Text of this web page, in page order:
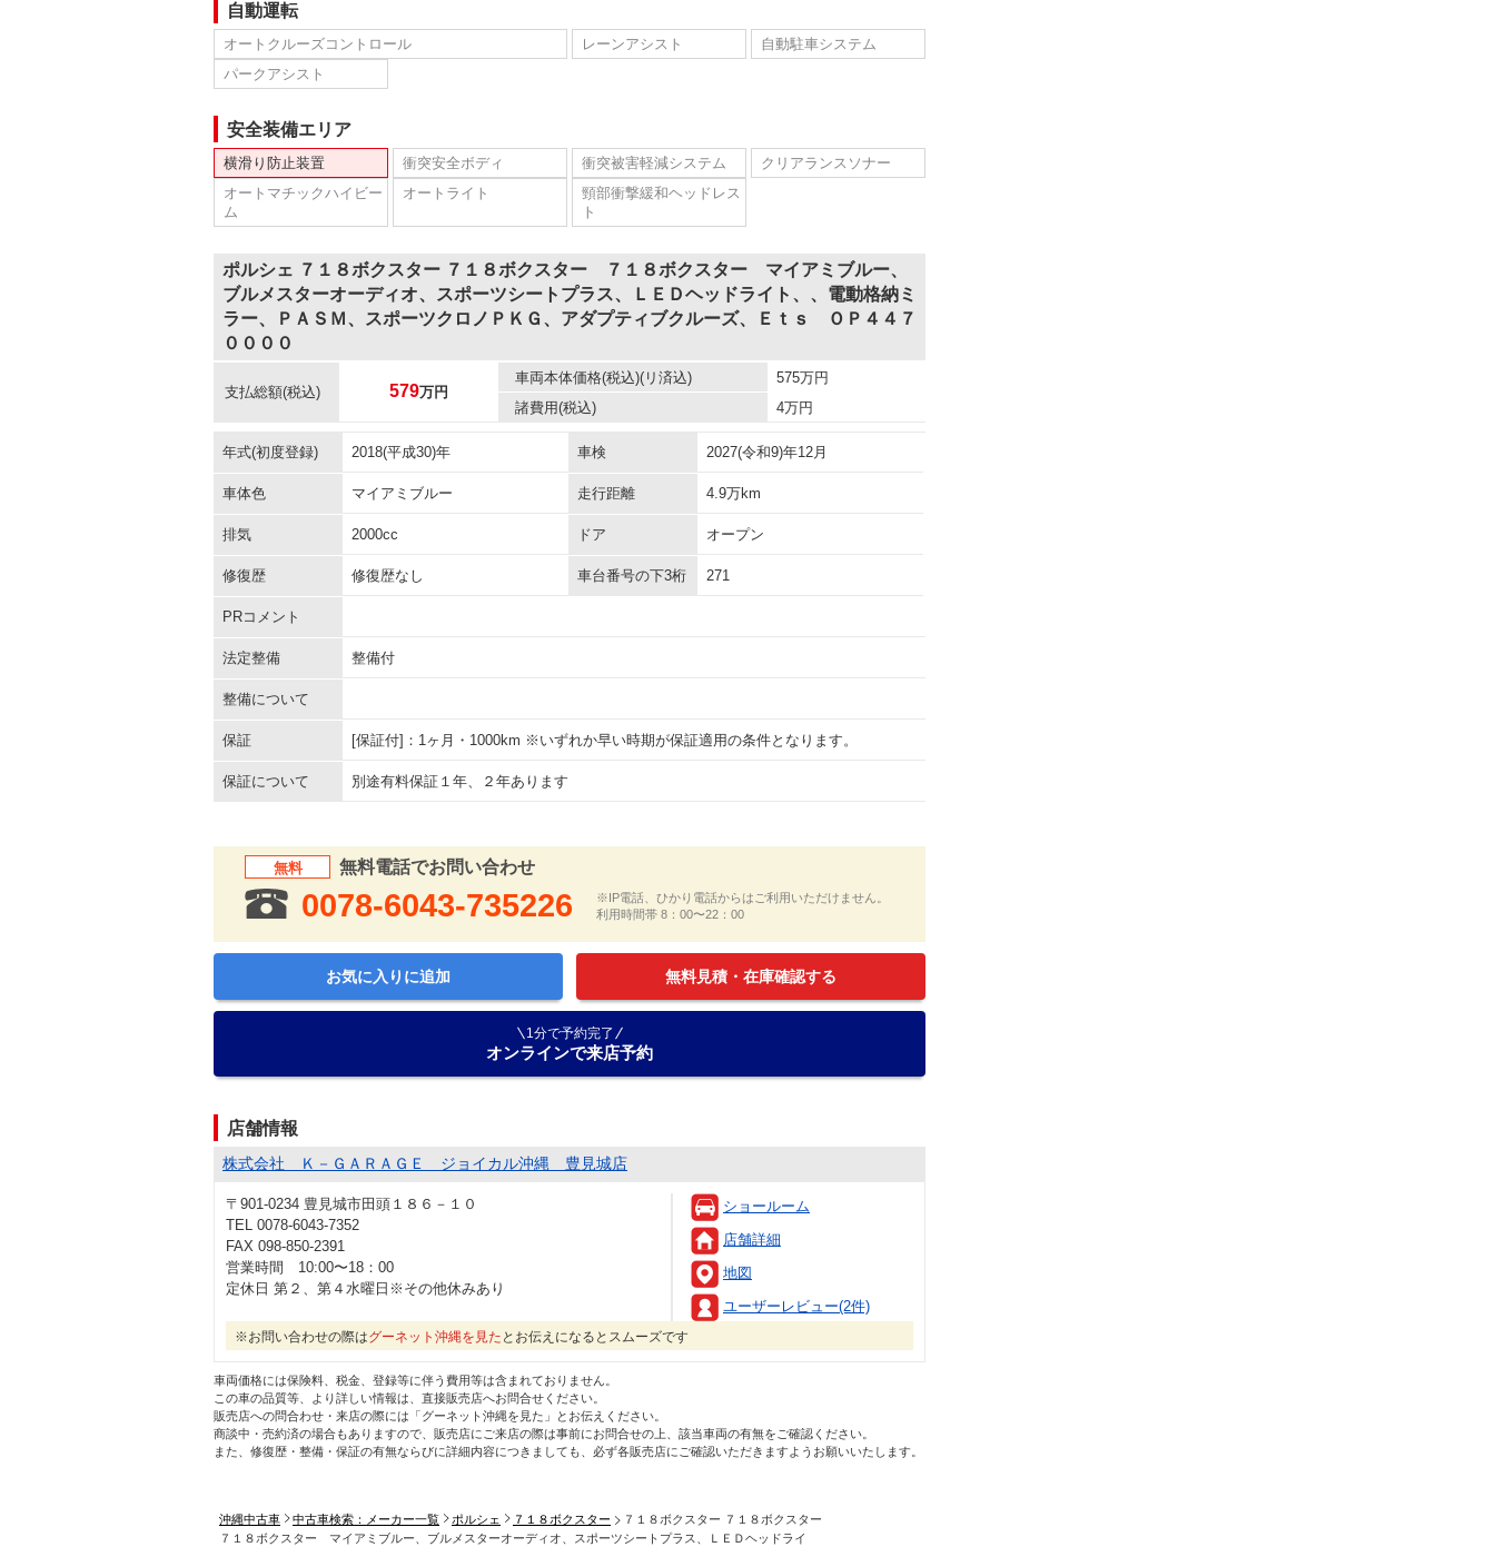
自動運転
オートクルーズコントロール レーンアシスト
自動駐車システム
パークアシスト
安全装備エリア
横滑り防止装置 衝突安全ボディ 衝突被害軽減システム
クリアランスソナー
オートマチックハイビー
ム
オートライト
頸部衝撃緩和ヘッドレス
ト
ポルシェ ７１８ボクスター ７１８ボクスター ７１８ボクスター マイアミブルー、
ブルメスターオーディオ、スポーツシートプラス、ＬＥＤヘッドライト、、電動格納ミ
ラー、ＰＡＳＭ、スポーツクロノＰＫＧ、アダプティブクルーズ、Ｅｔｓ ＯＰ４４７
００００
支払総額(税込) 579万円
車両本体価格(税込)(リ済込) 575万円
諸費用(税込) 4万円
年式(初度登録) 2018(平成30)年 車検 2027(令和9)年12月
車体色 マイアミブルー 走行距離 4.9万km
排気 2000cc ドア オープン
修復歴 修復歴なし 車台番号の下3桁 271
PRコメント
法定整備 整備付
整備について
保証 [保証付]：1ヶ月・1000km ※いずれか早い時期が保証適用の条件となります。
保証について 別途有料保証１年、２年あります
無料 無料電話でお問い合わせ
0078-6043-735226
※IP電話、ひかり電話からはご利用いただけません。
利用時間帯 8：00〜22：00
お気に入りに追加 無料見積・在庫確認する
1分で予約完了
オンラインで来店予約
店舗情報
株式会社 Ｋ－ＧＡＲＡＧＥ ジョイカル沖縄 豊見城店
〒901-0234 豊見城市田頭１８６－１０
TEL 0078-6043-7352
FAX 098-850-2391
営業時間 10:00〜18：00
定休日 第２、第４水曜日※その他休みあり
ショールーム
店舗詳細
地図
ユーザーレビュー(2件)
※お問い合わせの際はグーネット沖縄を見た とお伝えになるとスムーズです
車両価格には保険料、税金、登録等に伴う費用等は含まれておりません。
この車の品質等、より詳しい情報は、直接販売店へお問合せください。
販売店への問合わせ・来店の際には「グーネット沖縄を見た」とお伝えください。
商談中・売約済の場合もありますので、販売店にご来店の際は事前にお問合せの上、該当車両の有無をご確認ください。
また、修復歴・整備・保証の有無ならびに詳細内容につきましても、必ず各販売店にご確認いただきますようお願いいたします。
沖縄中古車 中古車検索：メーカー一覧 ポルシェ ７１８ボクスター
７１８ボクスター ７１８ボクスター
７１８ボクスター マイアミブルー、ブルメスターオーディオ、スポーツシートプラス、ＬＥＤヘッドライ